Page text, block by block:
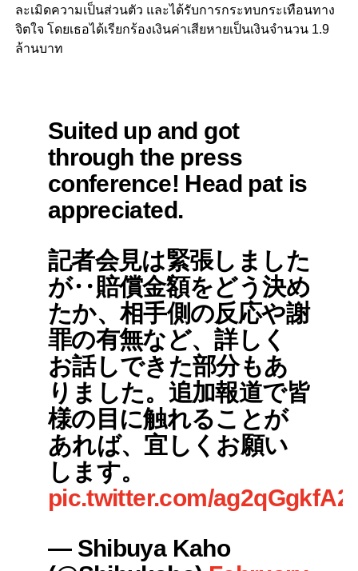
ละเมิดความเป็นส่วนตัว และได้รับการกระทบกระเทือนทาง
จิตใจ โดยเธอได้เรียกร้องเงินค่าเสียหายเป็นเงินจำนวน 1.9
ล้านบาท
Suited up and got
through the press
conference! Head pat is
appreciated.
記者会見は緊張しました
が‥賠償金額をどう決め
たか、相手側の反応や謝
罪の有無など、詳しく
お話しできた部分もあ
りました。追加報道で皆
様の目に触れることが
あれば、宜しくお願い
します。
pic.twitter.com/ag2qGgkfA2
— Shibuya Kaho